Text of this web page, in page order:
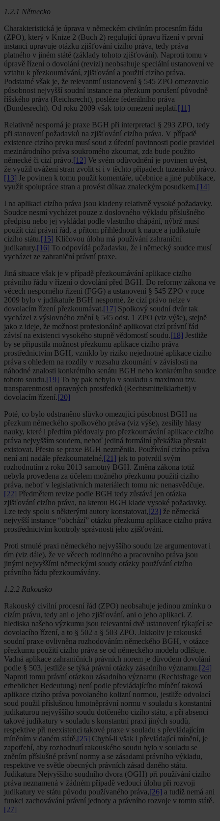
1.2.1 Německo
Charakteristická je úprava v německém civilním procesním řádu
(ZPO), který v Knize 2 (Buch 2) regulující úpravu řízení v první
instanci upravuje otázku zjišťování cizího práva, tedy práva
platného v jiném státě (základy tohoto zjišťování). Naproti tomu v
úpravě řízení o dovolání (revizi) neobsahuje speciální ustanovení ve
vztahu k přezkoumávání, zjišťování a použití cizího práva.
Podstatné však je, že relevantní ustanovení § 545 ZPO omezovalo
působnost nejvyšší soudní instance na přezkum porušení původně
říšského práva (Reichsrecht), posléze federálního práva
(Bundesrecht). Od roku 2009 však toto omezení neplatí.[11]
Relativně nesporná je praxe BGH při interpretaci § 293 ZPO, tedy
při stanovení požadavků na zjišťování cizího práva. V případě
existence cizího prvku musí soud z úřední povinnosti podle pravidel
mezinárodního práva soukromého zkoumat, zda bude použito
německé či cizí právo.[12] Ve svém odůvodnění je povinen uvést,
že využil uvážení stran zvolit si i v těchto případech tuzemské právo.
[13] Je povinen k tomu použít komentáře, učebnice a jiné publikace,
využít spolupráce stran a provést důkaz znaleckým posudkem.[14]
I na aplikaci cizího práva jsou kladeny relativně vysoké požadavky.
Soudce nesmí vycházet pouze z doslovného výkladu příslušného
předpisu nebo jej vykládat podle vlastního chápání, nýbrž musí
použít cizí právní řád, a přitom přihlédnout k nauce a judikatuře
cizího státu.[15] Klíčovou úlohu má používání zahraniční
judikatury.[16] To odpovídá požadavku, že i německý soudce musí
vycházet ze zahraniční právní praxe.
Jiná situace však je v případě přezkoumávání aplikace cizího
právního řádu v řízení o dovolání před BGH. Do reformy zákona ve
věcech nesporného řízení (FGG) a ustanovení § 545 ZPO v roce
2009 bylo v judikatuře BGH nesporné, že cizí právo nelze v
dovolacím řízení přezkoumávat.[17] Spolkový soudní dvůr tak
vycházel z výslovného znění § 545 odst. 1 ZPO (viz výše), stejně
jako z ideje, že možnost profesionálně aplikovat cizí právní řád
závisí na existenci vysokého stupně vědomostí soudu.[18] Jestliže
by se připustila možnost přezkumu aplikace cizího práva
prostřednictvím BGH, vzniklo by riziko nejednotné aplikace cizího
práva s ohledem na rozdíly v rozsahu zkoumání v závislosti na
náhodné znalosti konkrétního senátu BGH nebo konkrétního soudce
tohoto soudu.[19] To by pak nebylo v souladu s maximou tzv.
transparentnosti opravných prostředků (Rechtsmittelklarheit) v
dovolacím řízení.[20]
Poté, co bylo odstraněno slůvko omezující působnost BGH na
přezkum německého spolkového práva (viz výše), zesílily hlasy
nauky, které i předtím plédovaly pro přezkoumávání aplikace cizího
práva nejvyšším soudem, neboť jediná formální překážka přestala
existovat. Přesto se praxe BGH nezměnila. Používání cizího práva
není ani nadále přezkoumatelné,[21] jak to potvrdil svým
rozhodnutím z roku 2013 samotný BGH. Změna zákona totiž
nebyla provedena za účelem možného přezkumu použití cizího
práva, neboť v legislativních materiálech tomu nic nenasvědčuje.
[22] Předmětem revize podle BGH tedy zůstává jen otázka
zjišťování cizího práva, na kterou BGH klade vysoké požadavky.
Lze tedy spolu s některými autory konstatovat,[23] že německá
nejvyšší instance “obchází” otázku přezkumu aplikace cizího práva
prostřednictvím kontroly správnosti jeho zjišťování.
Proti strnulé praxi německého nejvyššího soudu lze argumentovat i
tím (viz dále), že ve věcech rodinného a pracovního práva jsou
jinými nejvyššími německými soudy otázky používání cizího
právního řádu přezkoumávány.
1.2.2 Rakousko
Rakouský civilní procesní řád (ZPO) neobsahuje jedinou zmínku o
cizím právu, tedy ani o jeho zjišťování, ani o jeho aplikaci. Z
hlediska našeho výzkumu jsou relevantní dvě ustanovení týkající se
dovolacího řízení, a to § 502 a § 503 ZPO. Jakkoliv je rakouská
soudní praxe ovlivněna rozhodováním německého BGH, v otázce
přezkumu použití cizího práva se od německého modelu odlišuje.
Vadná aplikace zahraničních právních norem je důvodem dovolání
podle § 503, jestliže se týká právní otázky zásadního významu.[24]
Naproti tomu právní otázkou zásadního významu (Rechtsfrage von
erheblicher Bedeutung) není podle převládajícího mínění taková
aplikace cizího práva povolaného kolizní normou, jestliže odvolací
soud použil příslušnou hmotněprávní normu v souladu s konstantní
judikaturou nejvyššího soudu dotčeného cizího státu, a při absenci
takové judikatury v souladu s konstantní praxí jiných soudů,
respektive při neexistenci takové praxe v souladu s převládajícím
míněním v daném státě.[25] Chybí-li však i převládající mínění, je
zapotřebí, aby rozhodnutí rakouského soudu bylo v souladu se
zněním příslušné právní normy a se zásadami právního výkladu,
respektive ve světle obecných právních zásad daného státu.
Judikatura Nejvyššího soudního dvora (OGH) při používání cizího
práva neznamená v žádném případě vedoucí úlohu při rozvoji
judikatury ve státu původu používaného práva,[26] a tudíž nemá ani
funkci zachovávání právní jednoty a právního rozvoje v tomto státě.
[27]